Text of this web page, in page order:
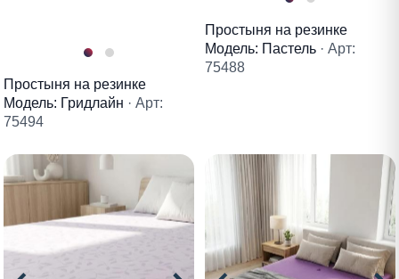
Простыня на резинке
Модель: Гридлайн · Арт:
75494
Простыня на резинке
Модель: Пастель · Арт:
75488